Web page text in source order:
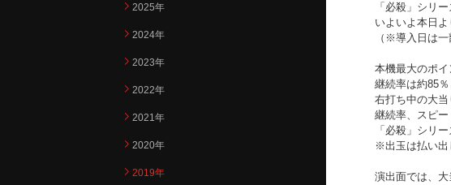
2025年
2024年
2023年
2022年
2021年
2020年
2019年
「必殺」シリ
いよいよ本日
（※導入日は一
本機最大のポ
継続率は約85
右打ち中の大
継続率、スピ
「必殺」シリ
※出玉は払い出
演出面では、